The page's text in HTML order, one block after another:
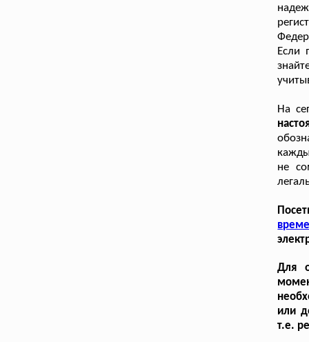
Если
На
не
Для
или
т.е.